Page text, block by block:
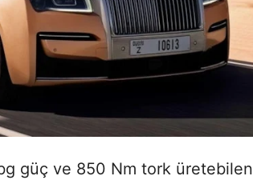
güç ve 850 Nm tork üretebilen